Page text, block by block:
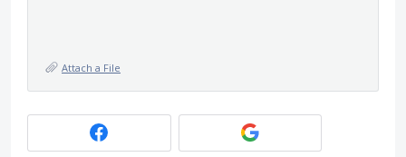
Attach a File